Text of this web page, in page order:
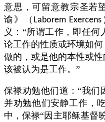
意思，可留意教宗圣若
谕》（ Laborem Exercens
义：“所谓工作，即任
论工作的性质或环境如
做的，或是他的本性或
该被认为是工作。”
保禄劝勉他们道：“我们
并劝勉他们安静工作，
中，保禄“因主耶稣基督